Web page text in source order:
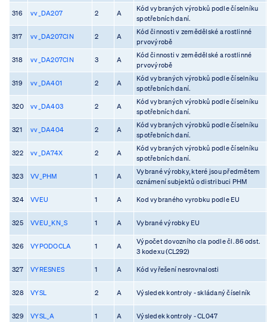
316 vv_DA207 2 A
Kód vybraných výrobků podle číselníku
spotřebních daní.
317 vv_DA207CIN 2 A
Kód činnosti v zemědělské a rostlinné
prvovýrobě
318 vv_DA207CIN 3 A
Kód činnosti v zemědělské a rostlinné
prvovýrobě
319 vv_DA401 2 A
Kód vybraných výrobků podle číselníku
spotřebních daní.
320 vv_DA403 2 A
Kód vybraných výrobků podle číselníku
spotřebních daní.
321 vv_DA404 2 A
Kód vybraných výrobků podle číselníku
spotřebních daní.
322 vv_DA74X 2 A
Kód vybraných výrobků podle číselníku
spotřebních daní.
323 VV_PHM 1 A
Vybrané výrobky, které jsou předmětem
oznámení subjektů o distribuci PHM
324 VVEU 1 A Kod vybraného vyrobku podle EU
325 VVEU_KN_S 1 A Vybrané výrobky EU
326 VYPODOCLA 1 A
Výpočet dovozního cla podle čl. 86 odst.
3 kodexu (CL292)
327 VYRESNES 1 A Kód vyřešení nesrovnalosti
328 VYSL 2 A Výsledek kontroly - skládaný číselník
329 VYSL_A 1 A Výsledek kontroly - CL047